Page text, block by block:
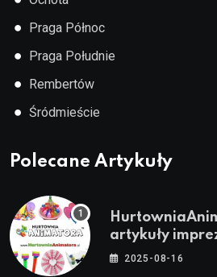
● Praga Północ
● Praga Południe
● Rembertów
● Śródmieście
Polecane Artykuły
artykuły
stroje i
2025-08-16